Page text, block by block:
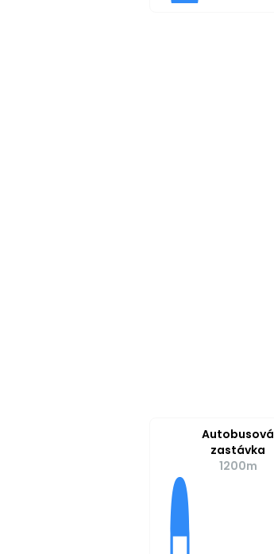
Autobusová
zastávka
1200m